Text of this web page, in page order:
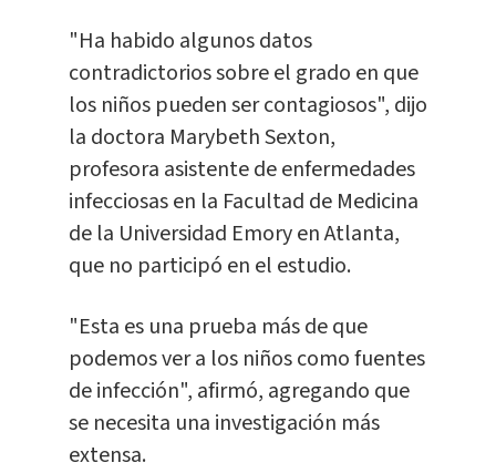
"Ha habido algunos datos
contradictorios sobre el grado en que
los niños pueden ser contagiosos", dijo
la doctora Marybeth Sexton,
profesora asistente de enfermedades
infecciosas en la Facultad de Medicina
de la Universidad Emory en Atlanta,
que no participó en el estudio.
"Esta es una prueba más de que
podemos ver a los niños como fuentes
de infección", afirmó, agregando que
se necesita una investigación más
extensa.